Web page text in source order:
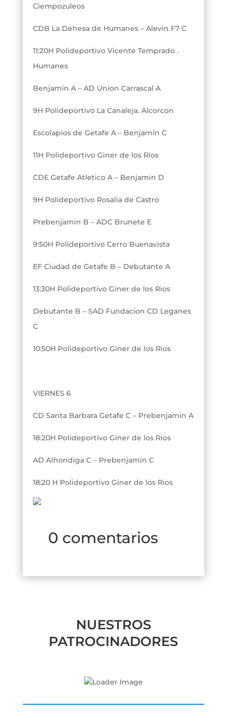
Ciempozuleos
CDB La Dehesa de Humanes – Alevin F7 C
11:20H Polideportivo Vicente Temprado .
Humanes
Benjamin A – AD Union Carrascal A
9H Polideportivo La Canaleja. Alcorcon
Escolapios de Getafe A – Benjamin C
11H Polideportivo Giner de los Rios
CDE Getafe Atletico A – Benjamin D
9H Polideportivo Rosalia de Castro
Prebenjamin B – ADC Brunete E
9:50H Polideportivo Cerro Buenavista
EF Ciudad de Getafe B – Debutante A
13:30H Polideportivo Giner de los Rios
Debutante B – SAD Fundacion CD Leganes
C
10:50H Polideportivo Giner de los Rios
VIERNES 6
CD Santa Barbara Getafe C – Prebenjamin A
18:20H Polideportivo Giner de los Rios
AD Alhondiga C – Prebenjamin C
18:20 H Polideportivo Giner de los Rios
0 comentarios
NUESTROS
PATROCINADORES